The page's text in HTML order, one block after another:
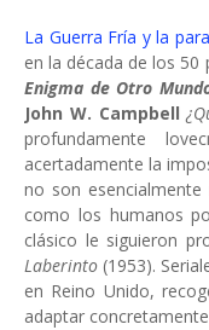
La Guerra Fría y la
en la década de los
Enigma de Otro
John W. Campbell
profundamente
acertadamente la
no son
como los humanos
clásico le siguieron
Laberinto (1953).
en Reino Unido,
adaptar